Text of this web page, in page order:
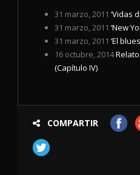
31 marzo, 2011 ‘Vidas
31 marzo, 2011 ‘New
31 marzo, 2011 ‘El
16 octubre, 2014
(Capítulo IV)
COMPARTIR